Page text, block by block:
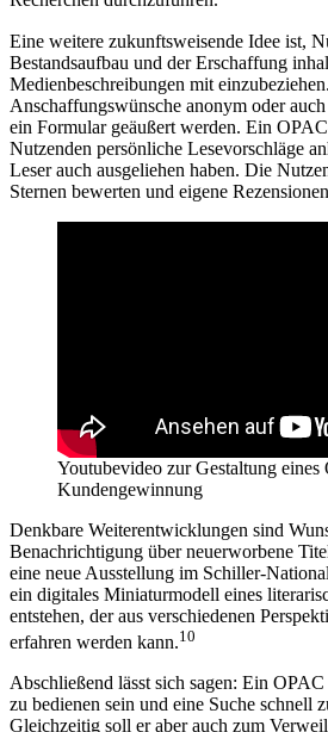
Eine weitere zukunftsweisende Idee ist,
Bestandsaufbau und der Erschaffung
Medienbeschreibungen mit
Anschaffungswünsche anonym oder
ein Formular geäußert werden. Ein
Nutzenden persönliche Lesevorschläge
Leser auch ausgeliehen haben. Die
Sternen bewerten und eigene
Youtubevideo zur Gestaltung eines
Kundengewinnung
Denkbare Weiterentwicklungen sind
Benachrichtigung über neuerworbene
eine neue Ausstellung im Schiller-
ein digitales Miniaturmodell eines
entstehen, der aus verschiedenen
erfahren werden kann.10
Abschließend lässt sich sagen: Ein
zu bedienen sein und eine Suche schnell
Gleichzeitig soll er aber auch zum